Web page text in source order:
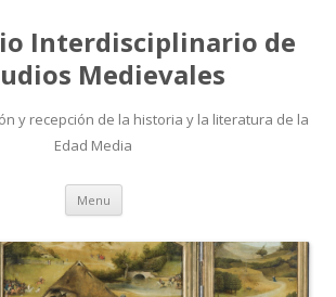
Interdisciplinario de
Medievales
y recepción de la historia y la literatura de la
Edad Media
Menu Skip to content